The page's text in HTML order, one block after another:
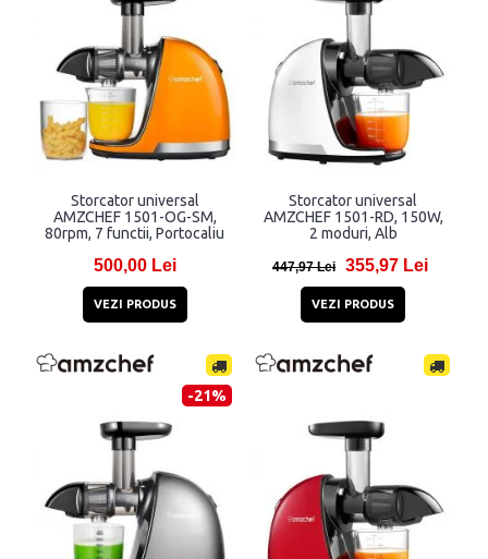
Storcator universal
AMZCHEF 1501-OG-SM,
80rpm, 7 functii, Portocaliu
500,00 Lei
VEZI PRODUS
Storcator universal
AMZCHEF 1501-RD, 150W,
2 moduri, Alb
447,97 Lei 355,97 Lei
VEZI PRODUS
-21%